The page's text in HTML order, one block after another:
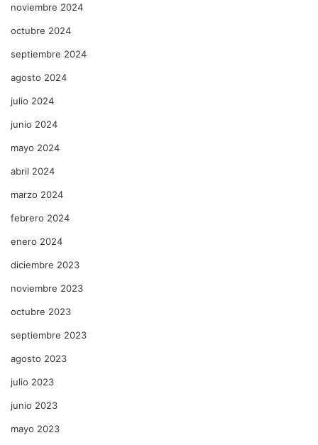
noviembre 2024
octubre 2024
septiembre 2024
agosto 2024
julio 2024
junio 2024
mayo 2024
abril 2024
marzo 2024
febrero 2024
enero 2024
diciembre 2023
noviembre 2023
octubre 2023
septiembre 2023
agosto 2023
julio 2023
junio 2023
mayo 2023